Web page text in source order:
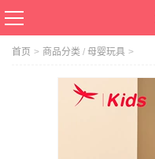
首页 > 商品分类 / 母婴玩具 >